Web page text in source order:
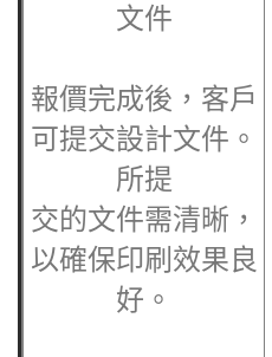
文件
報價完成後，客戶
可提交設計文件。
所提
交的文件需清晰，
以確保印刷效果良
好。